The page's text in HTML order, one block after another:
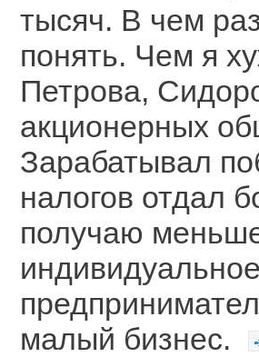
тысяч. В чем
понять. Чем я
Петрова,
акционерных
Зарабатывал
налогов отдал
получаю
малый бизнес.